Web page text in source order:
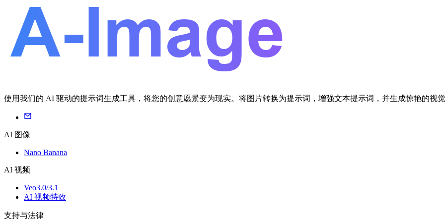
使用我们的 AI 驱动的提示词生成工具，将您的创意愿景变为现实。将图片转换为提示词，增强文本提示词，并生成惊艳的视
AI 图像
Nano Banana
AI 视频
Veo3.0/3.1
AI 视频特效
支持与法律